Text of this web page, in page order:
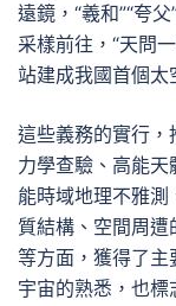
遠鏡，“羲和”“夸
采樣前往，“天問
站建成我國首個太
這些義務的實行
力學查驗、高能天
能時域地理不雅
質結構、空間周
等方面，獲得了
宇宙的熟悉，也